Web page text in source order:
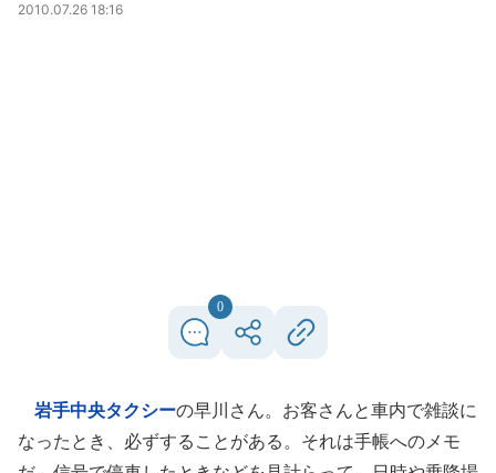
2010.07.26 18:16
0
岩手中央タクシーの早川さん。お客さんと車内で雑談に
なったとき、必ずすることがある。それは手帳へのメモ